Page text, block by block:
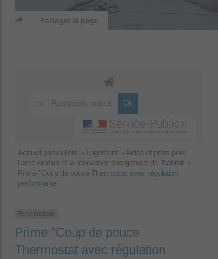
Partager la page
Accueil particuliers > Logement > Aides et prêts pour
l'amélioration et la rénovation énergétique de l'habitat >
Prime "Coup de pouce Thermostat avec régulation
performante"
Fiche pratique
Prime "Coup de pouce
Thermostat avec régulation